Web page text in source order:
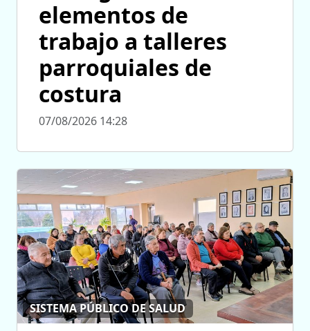
elementos de
trabajo a talleres
parroquiales de
costura
07/08/2026 14:28
SISTEMA PÚBLICO DE SALUD